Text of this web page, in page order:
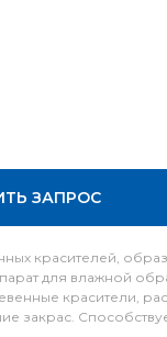
ЗАПРОС
красителей,
для влажной
красители,
закрас.